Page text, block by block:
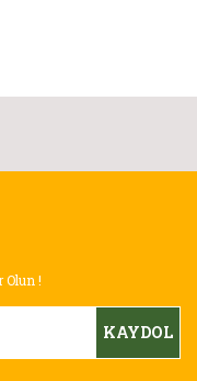
Olun !
KAYDOL